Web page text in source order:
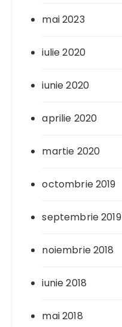
mai 2023
iulie 2020
iunie 2020
aprilie 2020
martie 2020
octombrie 2019
septembrie 2019
noiembrie 2018
iunie 2018
mai 2018